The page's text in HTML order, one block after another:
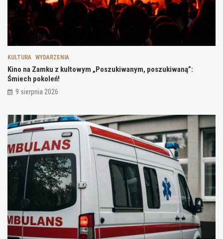
KULTURA WYDARZENIA
Kino na Zamku z kultowym „Poszukiwanym, poszukiwaną”:
Śmiech pokoleń!
9 sierpnia 2026